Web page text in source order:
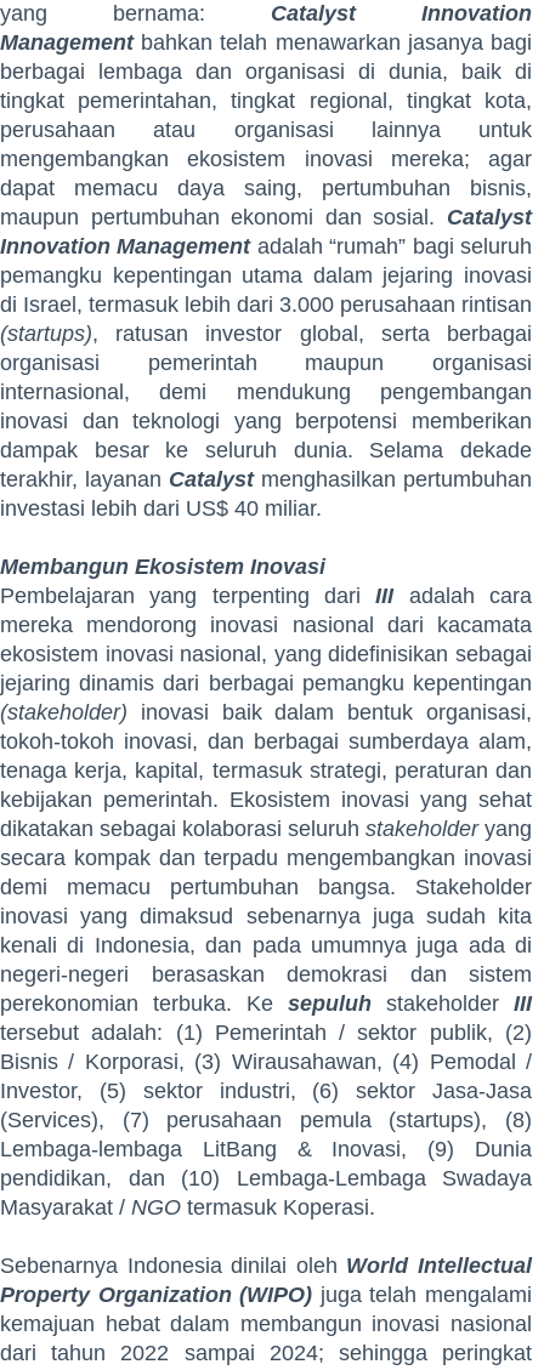
yang bernama: Catalyst Innovation
Managementbahkan telah menawarkan jasanya bagi
berbagai lembaga dan organisasi di dunia, baik di
tingkat pemerintahan, tingkat regional, tingkat kota,
perusahaan atau organisasi lainnya untuk
mengembangkan ekosistem inovasi mereka; agar
dapat memacu daya saing, pertumbuhan bisnis,
maupun pertumbuhan ekonomi dan sosial. Catalyst
Innovation Managementadalah “rumah” bagi seluruh
pemangku kepentingan utama dalam jejaring inovasi
di Israel, termasuk lebih dari 3.000 perusahaan rintisan
(startups), ratusan investor global, serta berbagai
organisasi pemerintah maupun organisasi
internasional, demi mendukung pengembangan
inovasi dan teknologi yang berpotensi memberikan
dampak besar ke seluruh dunia. Selama dekade
terakhir, layanan Catalyst menghasilkan pertumbuhan
investasi lebih dari US$ 40 miliar.
Membangun Ekosistem Inovasi
Pembelajaran yang terpenting dariIIIadalah cara
mereka mendorong inovasi nasional dari kacamata
ekosistem inovasi nasional, yang didefinisikan sebagai
jejaring dinamis dari berbagai pemangku kepentingan
(stakeholder) inovasi baik dalam bentuk organisasi,
tokoh-tokoh inovasi, dan berbagai sumberdaya alam,
tenaga kerja, kapital, termasuk strategi, peraturan dan
kebijakan pemerintah. Ekosistem inovasi yang sehat
dikatakan sebagai kolaborasi seluruh stakeholder yang
secara kompak dan terpadu mengembangkan inovasi
demi memacu pertumbuhan bangsa. Stakeholder
inovasi yang dimaksud sebenarnya juga sudah kita
kenali di Indonesia, dan pada umumnya juga ada di
negeri-negeri berasaskan demokrasi dan sistem
perekonomian terbuka. Ke sepuluh stakeholder III
tersebut adalah: (1) Pemerintah / sektor publik, (2)
Bisnis / Korporasi, (3) Wirausahawan, (4) Pemodal /
Investor, (5) sektor industri, (6) sektor Jasa-Jasa
(Services), (7) perusahaan pemula (startups), (8)
Lembaga-lembaga LitBang & Inovasi, (9) Dunia
pendidikan, dan (10) Lembaga-Lembaga Swadaya
Masyarakat / NGO termasuk Koperasi.
Sebenarnya Indonesia dinilai oleh World Intellectual
Property Organization (WIPO) juga telah mengalami
kemajuan hebat dalam membangun inovasi nasional
dari tahun 2022 sampai 2024; sehingga peringkat